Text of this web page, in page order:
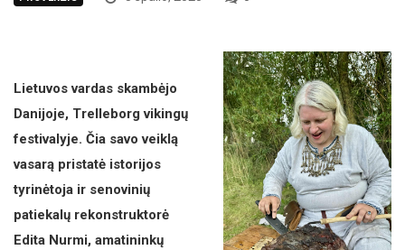
Lietuvos vardas skambėjo
Danijoje, Trelleborg vikingų
festivalyje. Čia savo veiklą
vasarą pristatė istorijos
tyrinėtoja ir senovinių
patiekalų rekonstruktorė
Edita Nurmi, amatininkų